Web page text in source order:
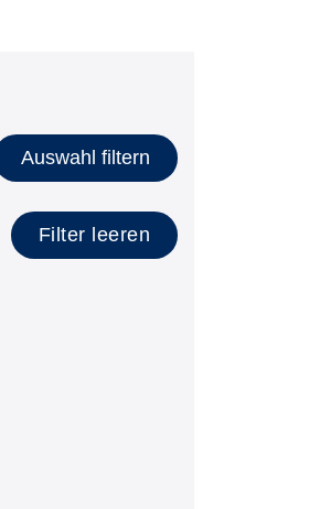
Auswahl filtern
Filter leeren